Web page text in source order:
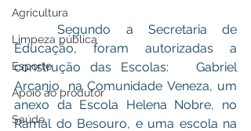
Agricultura
Limpeza pública
Esporte
Apoio ao produtor
Saúde
	Segundo a Secretaria de
Educação, foram autorizadas a
construção das Escolas:   Gabriel
Arcanjo, na Comunidade Veneza, um
anexo da Escola Helena Nobre, no
Ramal do Besouro, e uma escola na